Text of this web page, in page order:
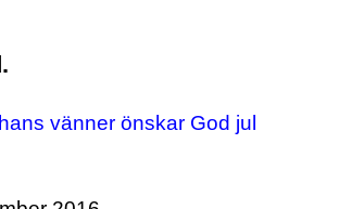
vänner önskar God jul